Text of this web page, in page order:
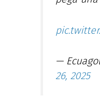
—
26, 2025